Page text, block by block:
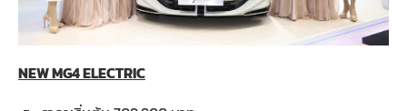
NEW MG4 ELECTRIC